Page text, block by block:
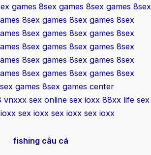
games 8sex games 8sex games 8sex
8sex games 8sex games 8sex
8sex games 8sex games 8sex
8sex games 8sex games 8sex
8sex games 8sex games 8sex
8sex games 8sex games 8sex
games 8sex games center
vnxxx sex online sex ioxx 88xx life sex
sex ioxx sex ioxx sex ioxx
fishing câu cá